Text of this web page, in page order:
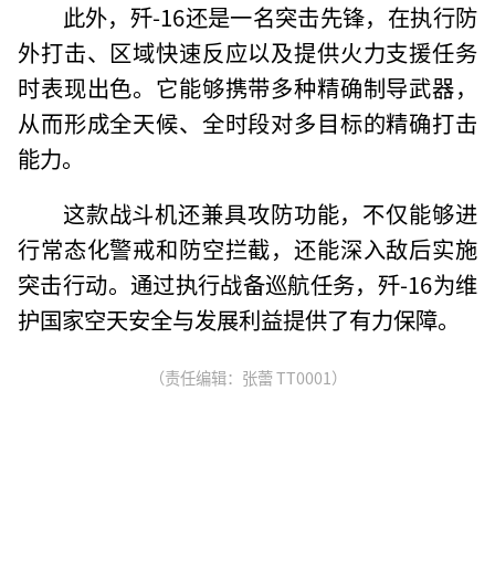
此外，歼-16还是一名突击先锋，在执行防
外打击、区域快速反应以及提供火力支援任务
时表现出色。它能够携带多种精确制导武器，
从而形成全天候、全时段对多目标的精确打击
能力。
这款战斗机还兼具攻防功能，不仅能够进
行常态化警戒和防空拦截，还能深入敌后实施
突击行动。通过执行战备巡航任务，歼-16为维
护国家空天安全与发展利益提供了有力保障。
（责任编辑：张蕾 TT0001）